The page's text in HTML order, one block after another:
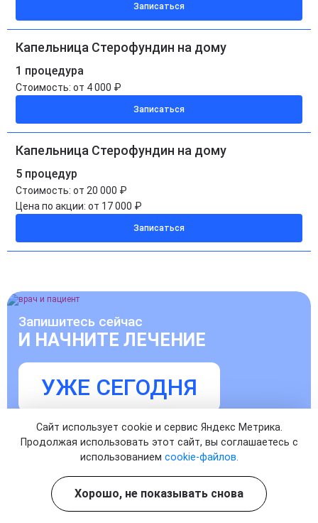
Записаться
Капельница Стерофундин на дому
1 процедура
Стоимость: от 4 000 ₽
Записаться
Капельница Стерофундин на дому
5 процедур
Стоимость: от 20 000 ₽
Цена по акции: от 17 000 ₽
Записаться
Запишитесь сейчас
И НАЧНИТЕ ЛЕЧЕНИЕ
УЖЕ СЕГОДНЯ
Записаться на прием к врачу
Сайт использует cookie и сервис Яндекс Метрика.
Продолжая использовать этот сайт, вы соглашаетесь с
использованием cookie-файлов.
Хорошо, не показывать снова